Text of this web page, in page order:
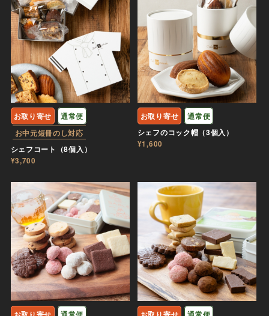
お取り寄せ
通常便
お中元短冊のし対応
シェフコート（8個入）
¥3,700
お取り寄せ
通常便
シェフのコック帽（3個入）
¥1,600